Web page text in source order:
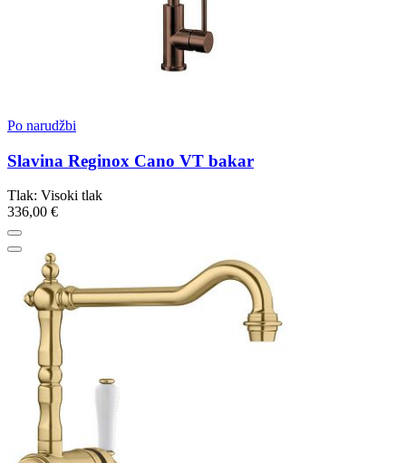
Po narudžbi
Slavina Reginox Cano VT bakar
Tlak: Visoki tlak
336,00 €